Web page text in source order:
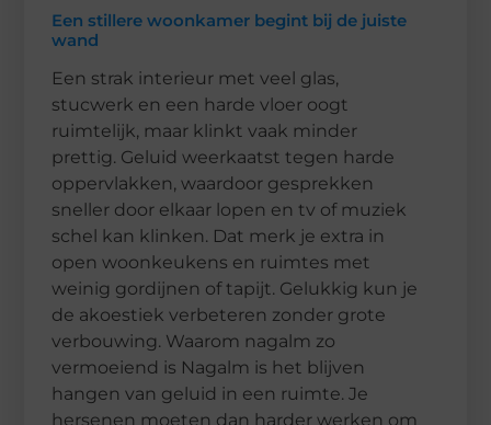
Een stillere woonkamer begint bij de juiste
wand
Een strak interieur met veel glas,
stucwerk en een harde vloer oogt
ruimtelijk, maar klinkt vaak minder
prettig. Geluid weerkaatst tegen harde
oppervlakken, waardoor gesprekken
sneller door elkaar lopen en tv of muziek
schel kan klinken. Dat merk je extra in
open woonkeukens en ruimtes met
weinig gordijnen of tapijt. Gelukkig kun je
de akoestiek verbeteren zonder grote
verbouwing. Waarom nagalm zo
vermoeiend is Nagalm is het blijven
hangen van geluid in een ruimte. Je
hersenen moeten dan harder werken om